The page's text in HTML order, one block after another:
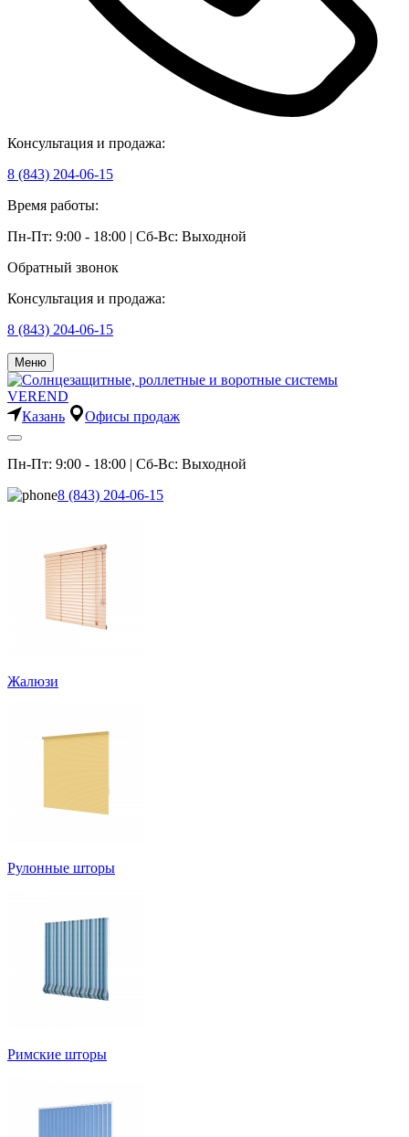
Консультация и продажа:
8 (843) 204-06-15
Время работы:
Пн-Пт: 9:00 - 18:00 | Сб-Вс: Выходной
Обратный звонок
Консультация и продажа:
8 (843) 204-06-15
Меню
Казань Офисы продаж
Пн-Пт: 9:00 - 18:00 | Сб-Вс: Выходной
8 (843) 204-06-15
Жалюзи
Рулонные шторы
Римские шторы